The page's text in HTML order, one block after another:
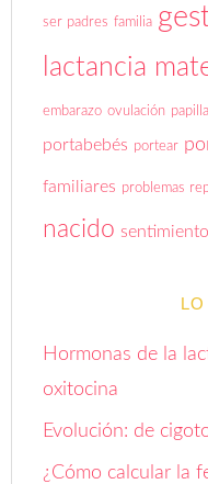
ser padres familia
lactancia
embarazo ovulación papilla
portabebés portear
familiares problemas
nacido
Hormonas de la
oxitocina
Evolución: de
¿Cómo calcular la